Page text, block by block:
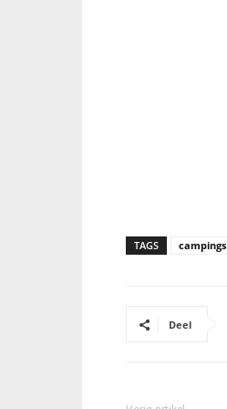
TAGS campings
Deel